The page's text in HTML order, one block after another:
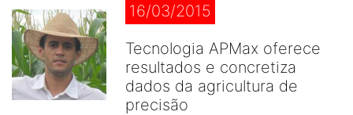
16/03/2015
Tecnologia APMax oferece
resultados e concretiza
dados da agricultura de
precisão